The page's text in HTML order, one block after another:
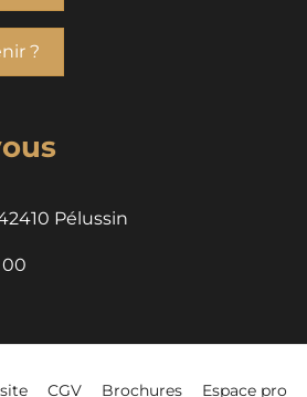
?
Pélussin
00
CGV Brochures Espace pro